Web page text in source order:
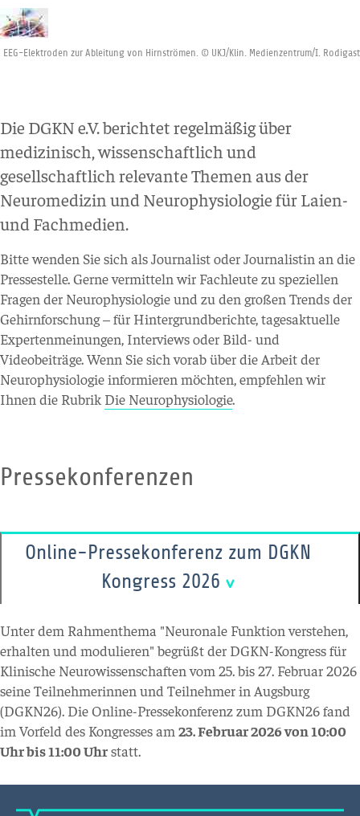
EEG-Elektroden zur Ableitung von Hirnströmen. © UKJ/Klin. Medienzentrum/I. Rodigast
Die DGKN e.V. berichtet regelmäßig über
medizinisch, wissenschaftlich und
gesellschaftlich relevante Themen aus der
Neuromedizin und Neurophysiologie für Laien-
und Fachmedien.
Bitte wenden Sie sich als Journalist oder Journalistin an die
Pressestelle. Gerne vermitteln wir Fachleute zu speziellen
Fragen der Neurophysiologie und zu den großen Trends der
Gehirnforschung – für Hintergrundberichte, tagesaktuelle
Expertenmeinungen, Interviews oder Bild- und
Videobeiträge. Wenn Sie sich vorab über die Arbeit der
Neurophysiologie informieren möchten, empfehlen wir
Ihnen die Rubrik Die Neurophysiologie.
Pressekonferenzen
Online-Pressekonferenz zum DGKN
Kongress 2026
Unter dem Rahmenthema "Neuronale Funktion verstehen,
erhalten und modulieren" begrüßt der DGKN-Kongress für
Klinische Neurowissenschaften vom 25. bis 27. Februar 2026
seine Teilnehmerinnen und Teilnehmer in Augsburg
(DGKN26). Die Online-Pressekonferenz zum DGKN26 fand
im Vorfeld des Kongresses am 23. Februar 2026 von 10:00
Uhr bis 11:00 Uhrstatt.